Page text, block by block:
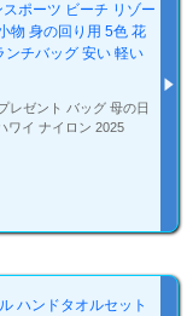
ポーツ ビーチ リゾー
物 身の回り用 5色 花
ンチバッグ 安い 軽い
レゼント バッグ 母の日
ワイ ナイロン 2025
ハンドタオルセット